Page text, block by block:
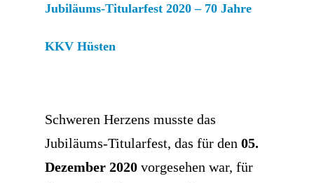
Jubiläums-Titularfest 2020 – 70 Jahre
KKV Hüsten
Schweren Herzens musste das
Jubiläums-Titularfest, das für den 05.
Dezember 2020 vorgesehen war, für